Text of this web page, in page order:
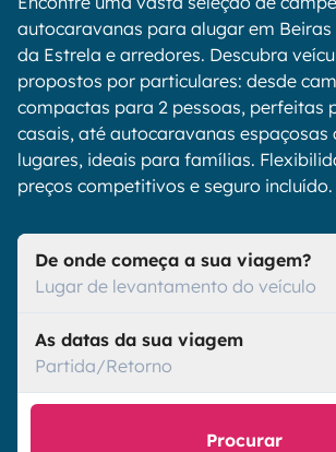
autocaravanas para alugar em Beiras
da Estrela e arredores. Descubra
propostos por particulares: desde
compactas para 2 pessoas, perfeitas
casais, até autocaravanas espaçosas
lugares, ideais para famílias.
preços competitivos e seguro incluído.
De onde começa a sua viagem?
Lugar de levantamento do veículo
As datas da sua viagem
Partida/Retorno
Procurar